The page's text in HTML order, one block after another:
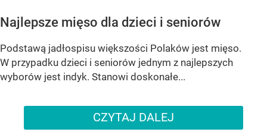
Najlepsze mięso dla dzieci i seniorów
Podstawą jadłospisu większości Polaków jest mięso.
W przypadku dzieci i seniorów jednym z najlepszych
wyborów jest indyk. Stanowi doskonałe...
CZYTAJ DALEJ